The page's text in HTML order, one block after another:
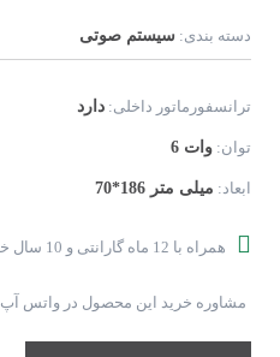
دسته بندی: سیستم صوتی
ترانسفورماتور داخلی: دارد
توان: 6 وات
ابعاد: 70*186 میلی متر
همراه با 12 ماه گارانتی و 10 سال خدمات پس از فروش
مشاوره خرید این محصول در واتس آپ